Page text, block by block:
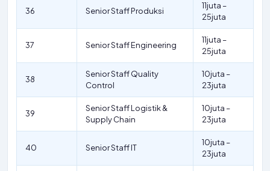
36 Senior Staff Produksi
11juta –
25juta
37 Senior Staff Engineering
11juta –
25juta
38
Senior Staff Quality
Control
10juta –
23juta
39
Senior Staff Logistik &
Supply Chain
10juta –
23juta
40 Senior Staff IT
10juta –
23juta